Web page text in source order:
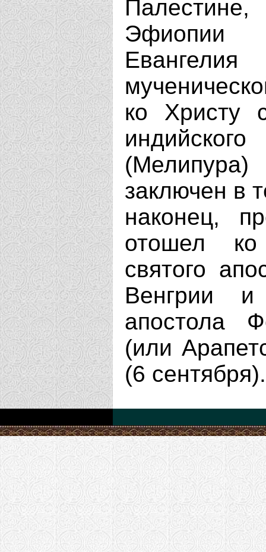
Эфиопии
ко Христу
заключен в
наконец,
отошел
святого
Венгрии
апостола
(или
(6 сентября).